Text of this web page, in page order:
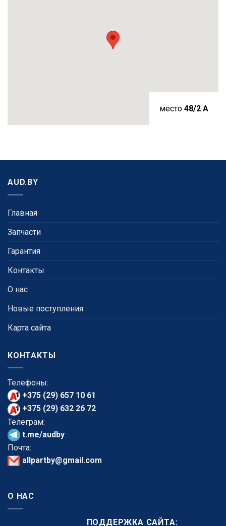
место 48/2 A
AUD.BY
Главная
Запчасти
Гарантия
Контакты
О нас
Новые поступления
Карта сайта
КОНТАКТЫ
Телефоны:
+375 (29) 657 10 61
+375 (29) 632 26 72
Телеграм:
t.me/audby
Почта:
allpartby@gmail.com
О НАС
ПОДДЕРЖКА САЙТА: